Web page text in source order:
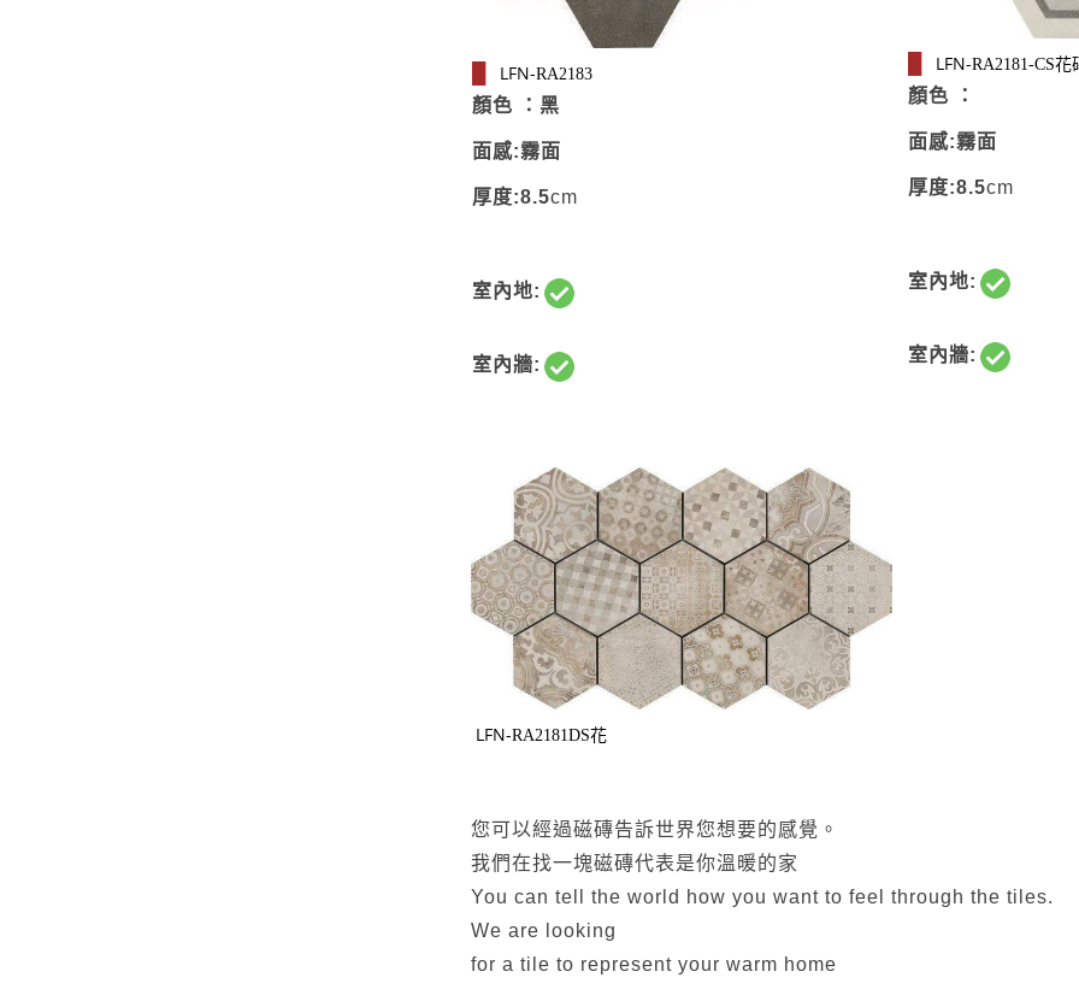
LFN-RA2183
顏色 ：黑
面感:霧面
厚度:8.5cm
室內地:
室內牆:
LFN-RA2181-CS花
顏色 ：
面感:霧面
厚度:8.5cm
室內地:
室內牆:
LFN-RA2181DS花
您可以經過磁磚告訴世界您想要的感覺。
我們在找一塊磁磚代表是你溫暖的家
You can tell the world how you want to feel through the tiles.
We are looking
for a tile to represent your warm home